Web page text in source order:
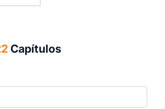
Capítulos